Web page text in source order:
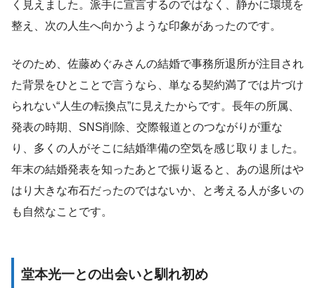
く見えました。派手に宣言するのではなく、静かに環境を
整え、次の人生へ向かうような印象があったのです。
そのため、佐藤めぐみさんの結婚で事務所退所が注目され
た背景をひとことで言うなら、単なる契約満了では片づけ
られない“人生の転換点”に見えたからです。長年の所属、
発表の時期、SNS削除、交際報道とのつながりが重な
り、多くの人がそこに結婚準備の空気を感じ取りました。
年末の結婚発表を知ったあとで振り返ると、あの退所はや
はり大きな布石だったのではないか、と考える人が多いの
も自然なことです。
堂本光一との出会いと馴れ初め